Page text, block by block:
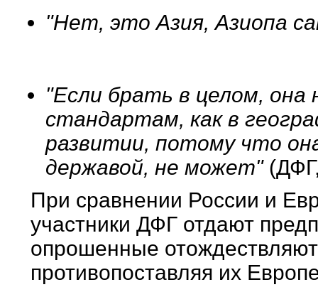
"Нет, это Азия, Азиопа
"Если брать в целом, она
стандартам, как в
развитии, потому что
державой, не может"
При сравнении России и
участники ДФГ отдают
опрошенные
противопоставляя их